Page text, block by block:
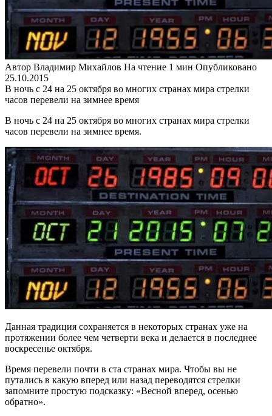
Автор Владимир Михайлов На чтение 1 мин Опубликовано
25.10.2015
В ночь с 24 на 25 октября во многих странах мира стрелки
часов перевели на зимнее время
В ночь с 24 на 25 октября во многих странах мира стрелки
часов перевели на зимнее время.
Данная традиция сохраняется в некоторых странах уже на
протяжении более чем четверти века и делается в последнее
воскресенье октября.
Время перевели почти в ста странах мира. Чтобы вы не
путались в какую вперед или назад переводятся стрелки
запомните простую подсказку: «Весной вперед, осенью
обратно».